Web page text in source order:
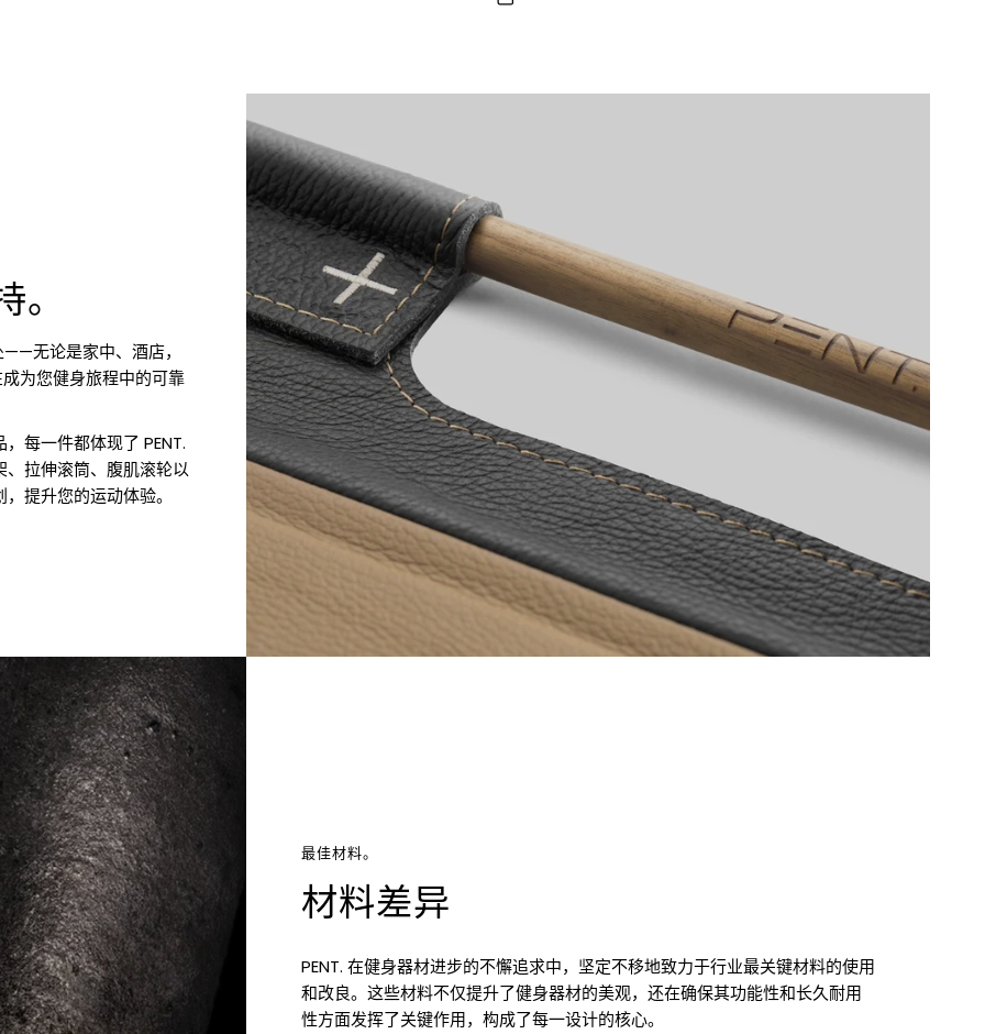
无论是家中、酒店，
为您健身旅程中的可靠
每一件都体现了 PENT.
拉伸滚筒、腹肌滚轮以
提升您的运动体验。
最佳材料。
材料差异
PENT. 在健身器材进步的不懈追求中，坚定不移地致力于行业最关键材料的使用
和改良。这些材料不仅提升了健身器材的美观，还在确保其功能性和长久耐用
性方面发挥了关键作用，构成了每一设计的核心。